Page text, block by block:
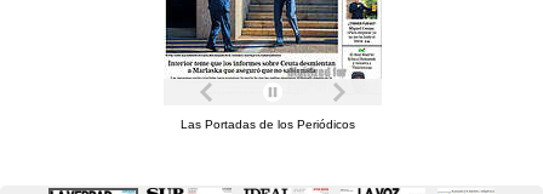
Las Portadas de los Periódicos